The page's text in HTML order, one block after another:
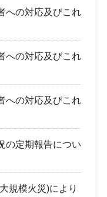
への対応及びこれ
への対応及びこれ
への対応及びこれ
の定期報告につい
規模火災)により